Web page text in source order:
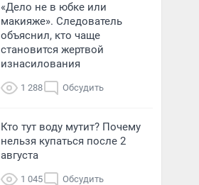
«Дело не в юбке или
макияже». Следователь
объяснил, кто чаще
становится жертвой
изнасилования
1 288 Обсудить
Кто тут воду мутит? Почему
нельзя купаться после 2
августа
1 045 Обсудить